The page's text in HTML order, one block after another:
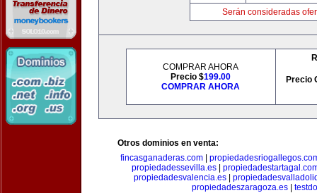
Serán consideradas
COMPRAR AHORA
Precio $199.00
COMPRAR AHORA
Precio
Otros dominios en venta:
fincasganaderas.com
propiedadessevilla.es
propiedadesvalencia.es|
propiedadeszaragoza.es|